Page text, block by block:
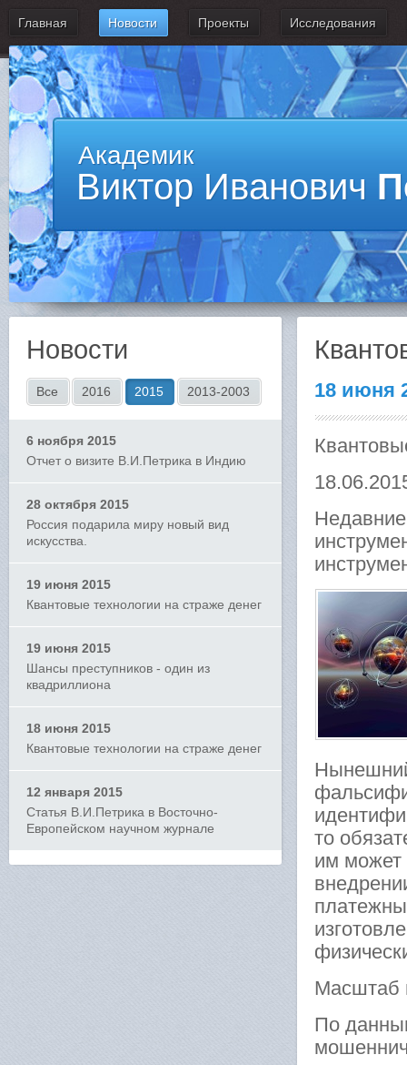
Главная Новости Проекты Исследования
Академик
Виктор Иванович
Новости
Все 2016 2015 2013-2003
6 ноября 2015
Отчет о визите В.И.Петрика в Индию
28 октября 2015
Россия подарила миру новый вид
искусства.
19 июня 2015
Квантовые технологии на страже денег
19 июня 2015
Шансы преступников - один из
квадриллиона
18 июня 2015
Квантовые технологии на страже денег
12 января 2015
Статья В.И.Петрика в Восточно-
Европейском научном журнале
18 июня
Недавние
то
им может
Масштаб
По